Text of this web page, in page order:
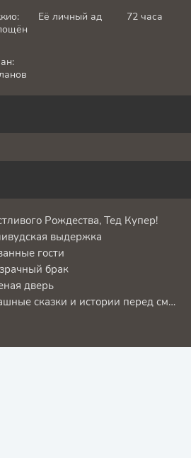
Её личный ад 72 часа
Рождества, Тед Купер!
выдержка
гости
брак
дверь
Страшные сказки и истории перед смертью